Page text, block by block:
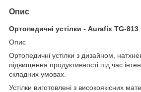
Опис
Ортопедичні устілки - Aurafix TG-813
Опис
Ортопедичні устілки з дизайном,
підвищення продуктивності під час
складних умовах.
Устілки виготовлені з високоякісних